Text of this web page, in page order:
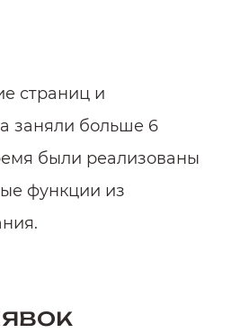
страниц и
заняли больше 6
были реализованы
функции из